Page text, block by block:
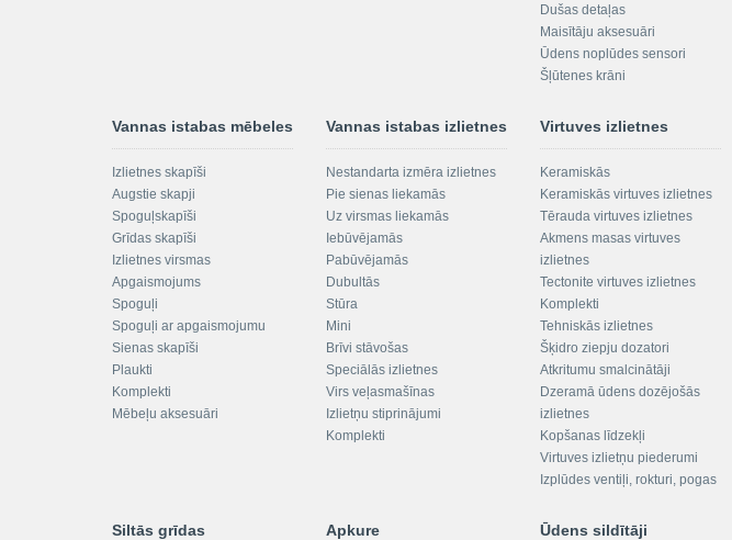
Dušas detaļas
Maisītāju aksesuāri
Ūdens noplūdes sensori
Šļūtenes krāni
Vannas istabas mēbeles
Izlietnes skapīši
Augstie skapji
Spoguļskapīši
Grīdas skapīši
Izlietnes virsmas
Apgaismojums
Spoguļi
Spoguļi ar apgaismojumu
Sienas skapīši
Plaukti
Komplekti
Mēbeļu aksesuāri
Vannas istabas izlietnes
Nestandarta izmēra izlietnes
Pie sienas liekamās
Uz virsmas liekamās
Iebūvējamās
Pabūvējamās
Dubultās
Stūra
Mini
Brīvi stāvošas
Speciālās izlietnes
Virs veļasmašīnas
Izlietņu stiprinājumi
Komplekti
Virtuves izlietnes
Keramiskās
Keramiskās virtuves izlietnes
Tērauda virtuves izlietnes
Akmens masas virtuves
izlietnes
Tectonite virtuves izlietnes
Komplekti
Tehniskās izlietnes
Šķidro ziepju dozatori
Atkritumu smalcinātāji
Dzeramā ūdens dozējošās
izlietnes
Kopšanas līdzekļi
Virtuves izlietņu piederumi
Izplūdes ventiļi, rokturi, pogas
Siltās grīdas Apkure Ūdens sildītāji